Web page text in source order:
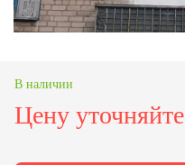
В наличии
Цену уточняйте